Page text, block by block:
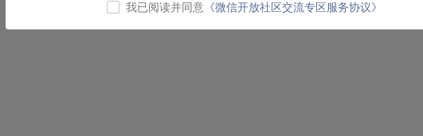
我已阅读并同意 《微信开放社区交流专区服务协议》